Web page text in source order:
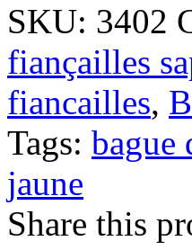
SKU: 3402
fiançailles
fiancailles,
Tags: bague
jaune
Share this